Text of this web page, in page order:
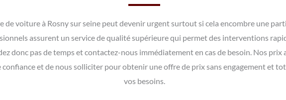
de voiture à Rosny sur seine peut devenir urgent surtout si cela encombre une
assurent un service de qualité supérieure qui permet des interventions
donc pas de temps et contactez-nous immédiatement en cas de besoin. Nos
et de nous solliciter pour obtenir une offre de prix sans engagement et
vos besoins.